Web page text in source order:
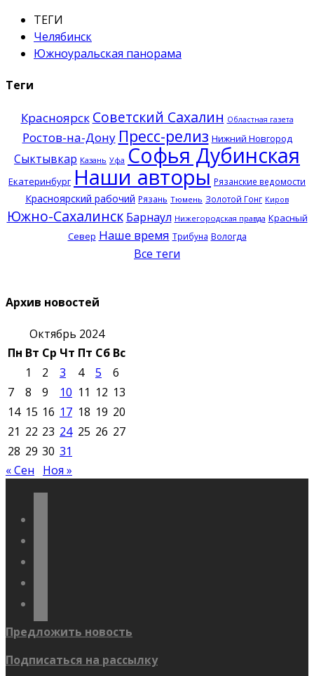
ТЕГИ
Челябинск
Южноуральская панорама
Теги
Красноярск Советский Сахалин Областная газета
Ростов-на-Дону Пресс-релиз Нижний Новгород
Сыктывкар Казань Уфа Софья Дубинская
Екатеринбург Наши авторы Рязанские ведомости
Красноярский рабочий Рязань Тюмень Золотой Гонг Киров
Южно-Сахалинск Барнаул Нижегородская правда Красный
Север Наше время Трибуна Вологда
Все теги
Архив новостей
Октябрь 2024
Пн Вт Ср Чт Пт Сб Вс
1
2 3 4 5
6
7
8 9 10 11 12 13
14 15 16 17 18 19 20
21 22 23 24 25 26 27
28 29 30 31
« Сен
Ноя »
Предложить новость
Подписаться на рассылку